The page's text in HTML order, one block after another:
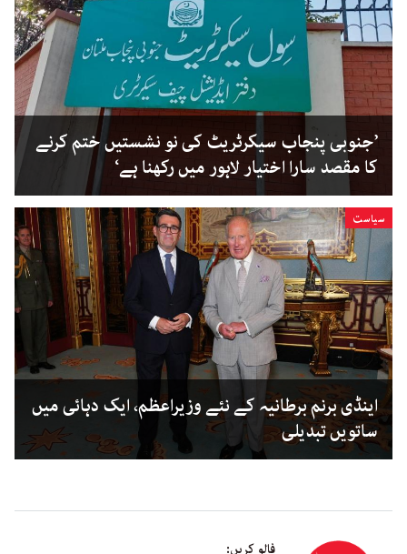
’جنوبی پنجاب سیکرٹریٹ کی نو نشستیں ختم کرنے
کا مقصد سارا اختیار لاہور میں رکھنا ہے‘
سیاست
اینڈی برنم برطانیہ کے نئے وزیراعظم، ایک دہائی میں
ساتویں تبدیلی
فالو کریں: